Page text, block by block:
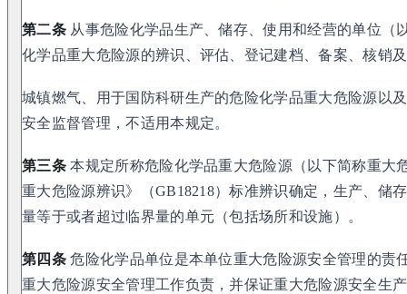
第二条从事危险化学品生产、储存、使用和经营的单位（
化学品重大危险源的辨识、评估、登记建档、备案、核销
城镇燃气、用于国防科研生产的危险化学品重大危险源以
安全监督管理，不适用本规定。
第三条本规定所称危险化学品重大危险源（以下简称重大
重大危险源辨识》（GB18218）标准辨识确定，生产、储
量等于或者超过临界量的单元（包括场所和设施）。
第四条危险化学品单位是本单位重大危险源安全管理的责
重大危险源安全管理工作负责，并保证重大危险源安全生